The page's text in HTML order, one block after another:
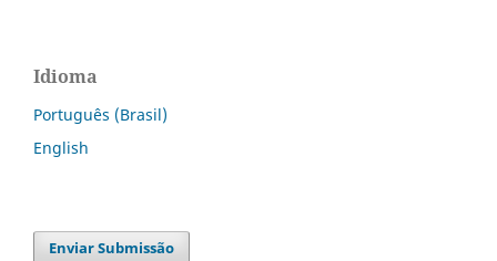
Idioma
Português (Brasil)
English
Enviar Submissão